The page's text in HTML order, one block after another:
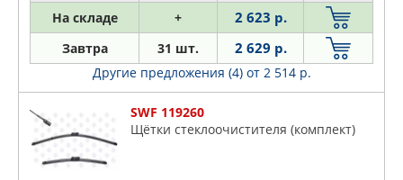
На складе + 2 623 р.
Завтра 31 шт. 2 629 р.
Другие предложения (4) от 2 514 р.
SWF 119260
Щётки стеклоочистителя (комплект)